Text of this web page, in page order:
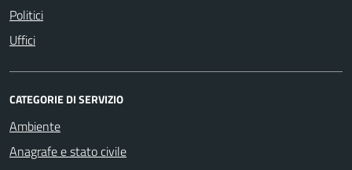
Politici
Uffici
CATEGORIE DI SERVIZIO
Ambiente
Anagrafe e stato civile